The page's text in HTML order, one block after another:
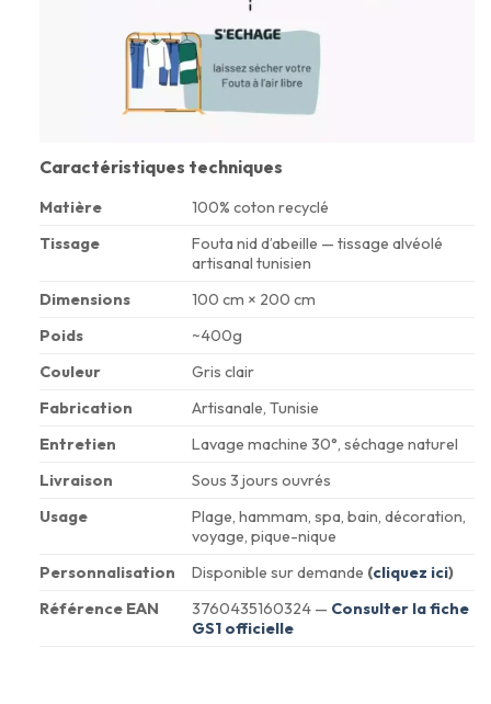
Caractéristiques techniques
Matière
100% coton recyclé
Tissage
Fouta nid d’abeille — tissage alvéolé
artisanal tunisien
Dimensions
100 cm × 200 cm
Poids
~400g
Couleur
Gris clair
Fabrication
Artisanale, Tunisie
Entretien
Lavage machine 30°, séchage naturel
Livraison
Sous 3 jours ouvrés
Usage
Plage, hammam, spa, bain, décoration,
voyage, pique-nique
Personnalisation
Disponible sur demande (cliquez ici)
Référence EAN
3760435160324 — Consulter la fiche
GS1 officielle